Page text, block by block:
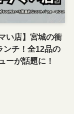
い店】宮城の衝
ンチ！全12品の
ーが話題に！